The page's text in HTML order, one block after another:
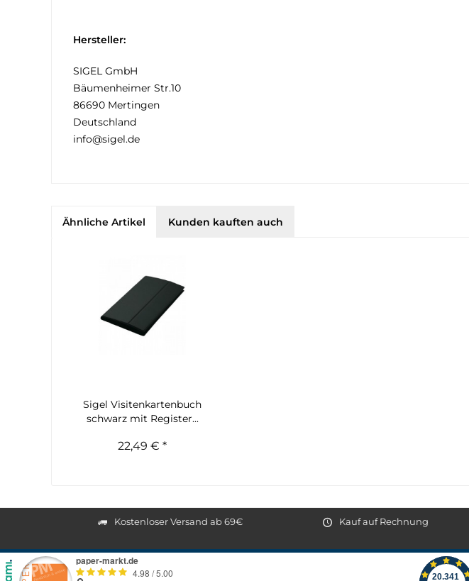
Hersteller:
SIGEL GmbH
Bäumenheimer Str.10
86690 Mertingen
Deutschland
info@sigel.de
Ähnliche Artikel Kunden kauften auch
Sigel Visitenkartenbuch
schwarz mit Register...
22,49 € *
Kostenloser Versand ab 69€ Kauf auf Rechnung